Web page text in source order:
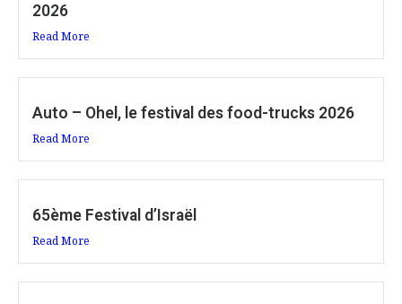
2026
Read More
Auto – Ohel, le festival des food-trucks 2026
Read More
65ème Festival d’Israël
Read More